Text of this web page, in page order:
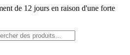
de 12 jours en raison d'une forte